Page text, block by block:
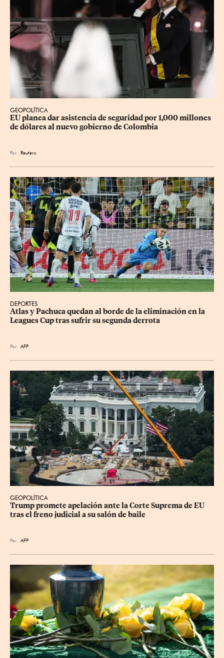
GEOPOLÍTICA
EU planea dar asistencia de seguridad por 1,000 millones
de dólares al nuevo gobierno de Colombia
Por Reuters
DEPORTES
Atlas y Pachuca quedan al borde de la eliminación en la
Leagues Cup tras sufrir su segunda derrota
Por AFP
GEOPOLÍTICA
Trump promete apelación ante la Corte Suprema de EU
tras el freno judicial a su salón de baile
Por AFP